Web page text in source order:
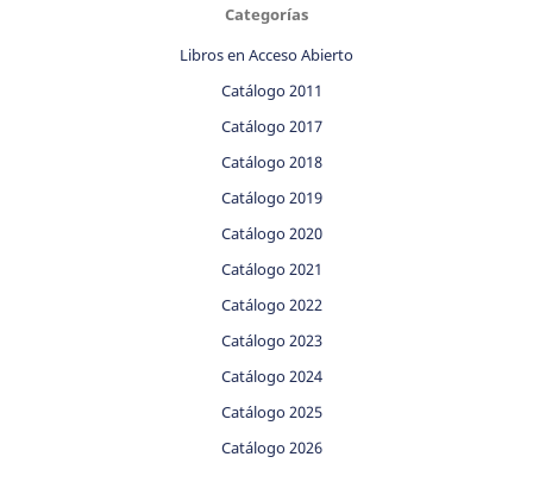
Categorías
Libros en Acceso Abierto
Catálogo 2011
Catálogo 2017
Catálogo 2018
Catálogo 2019
Catálogo 2020
Catálogo 2021
Catálogo 2022
Catálogo 2023
Catálogo 2024
Catálogo 2025
Catálogo 2026